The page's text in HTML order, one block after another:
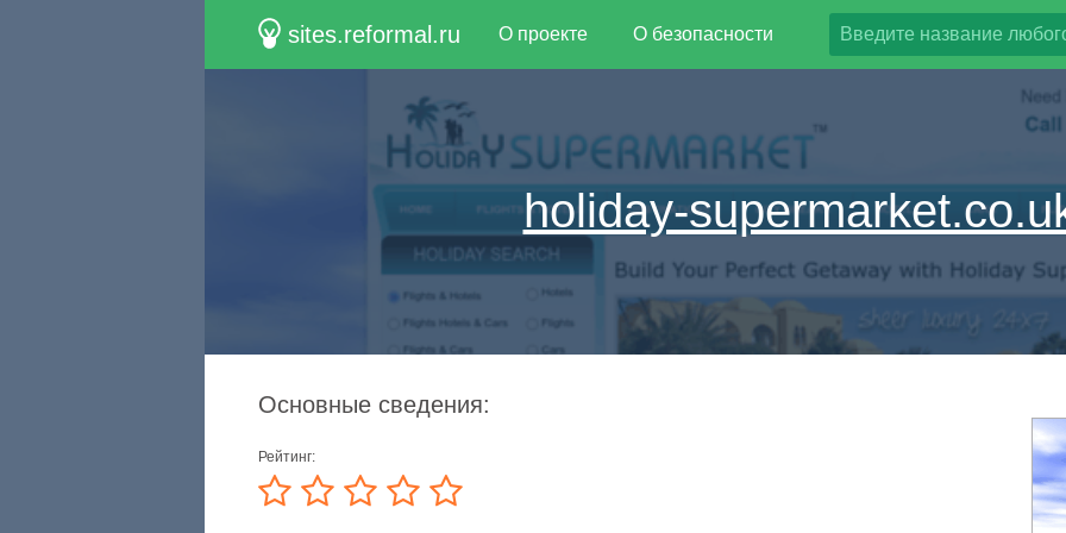
sites.reformal.ru О проекте О безопасности
holiday-
Основные сведения:
Рейтинг: